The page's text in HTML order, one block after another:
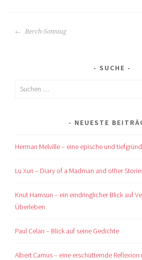
BEITRAGS-
Berch-Sonntag
SUCHE
Suchen
NEUESTE
Herman Melville – eine epische und
Lu Xun – Diary of a Madman and other
Knut Hamsun – ein eindringlicher Blick auf
Überleben
Paul Celan – Blick auf seine Gedichte
Albert Camus – eine erschütternde Reflexion